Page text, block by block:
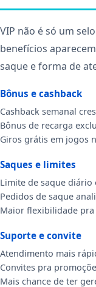
VIP não é só um
benefícios
saque e forma de
Bônus e cashback
Cashback semanal
Bônus de recarga
Giros grátis em jogos
Saques e limites
Limite de saque diário
Pedidos de saque
Maior flexibilidade
Suporte e convite
Atendimento mais
Convites pra
Mais chance de ter